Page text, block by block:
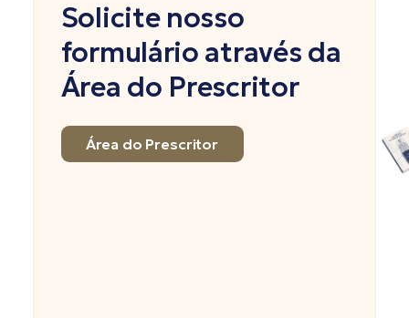
Solicite nosso
formulário através da
Área do Prescritor
Área do Prescritor